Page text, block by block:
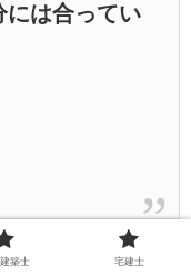
には合ってい
築士 宅建士